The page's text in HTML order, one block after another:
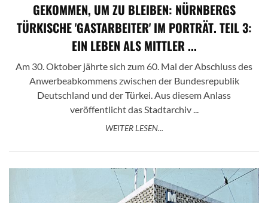
GEKOMMEN, UM ZU BLEIBEN: NÜRNBERGS
TÜRKISCHE 'GASTARBEITER' IM PORTRÄT. TEIL 3:
EIN LEBEN ALS MITTLER ...
Am 30. Oktober jährte sich zum 60. Mal der Abschluss des
Anwerbeabkommens zwischen der Bundesrepublik
Deutschland und der Türkei. Aus diesem Anlass
veröffentlicht das Stadtarchiv ...
WEITER LESEN...